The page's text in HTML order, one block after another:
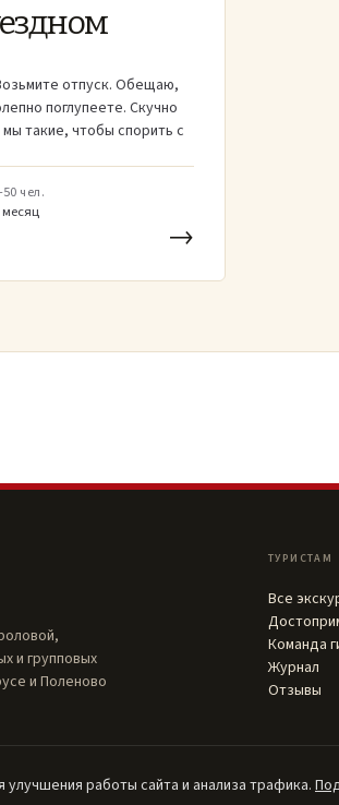
работы сайта и анализа трафика.
отпуск. Обещаю,
поглупеете. Скучно
такие, чтобы спорить с
чел.
месяц
→
и групповых
и Поленово
ТУРИСТАМ
Все
Команда
Журнал
Отзывы
Андреевна